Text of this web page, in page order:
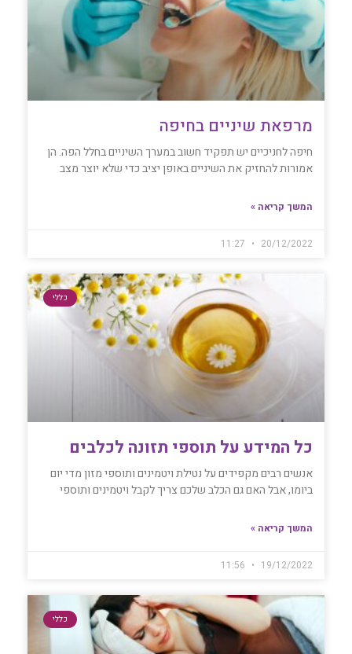
מרפאת שיניים בחיפה
חיפה לחניכיים יש תפקיד חשוב במערך השיניים בחלל הפה. הן
אמורות להחזיק את השיניים באופן יציב כדי שלא יוצר מצב
המשך קריאה »
20/12/2022
כללי
כל המידע על תוספי תזונה לכלבים
אנשים רבים מקפידים על נטילת ויטמינים ותוספי מזון מדי יום
ביומו, אבל האם גם הכלב שלכם צריך לקבל ויטמינים ותוספי
המשך קריאה »
19/12/2022
כללי